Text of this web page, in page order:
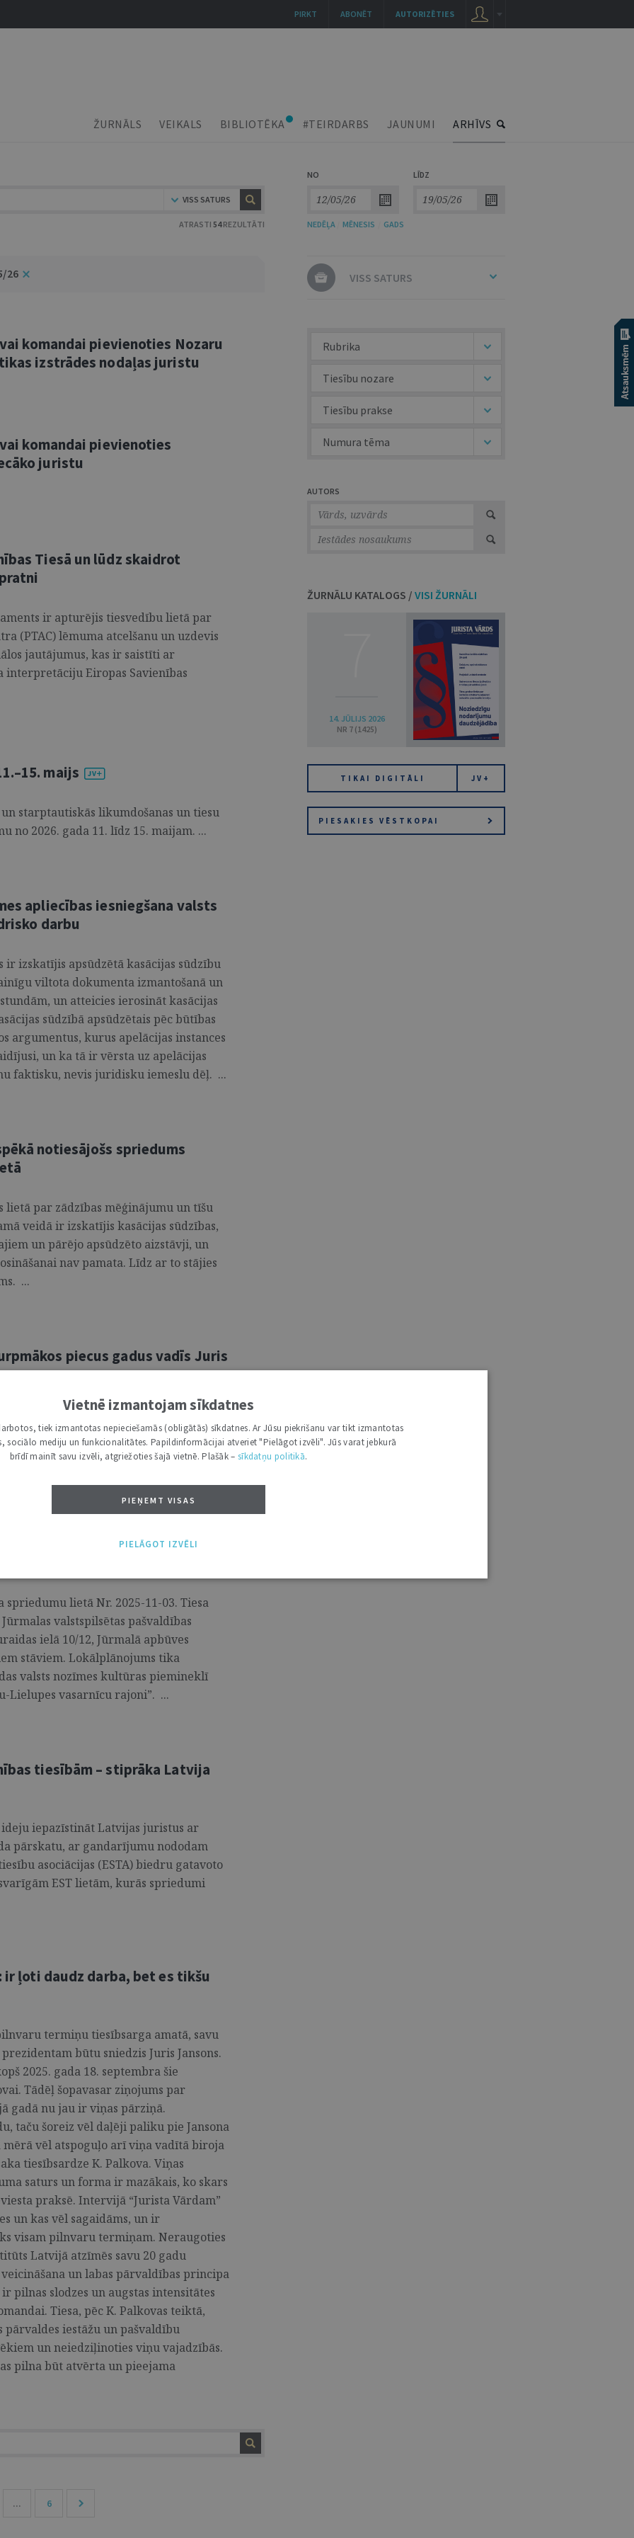
ŽURNĀLS VEIKALS BIBLIOTĒKA #TEIRDARBS JAUNUMI ARHĪVS
VISS SATURS
ATRASTI 54REZULTĀTI
NO LĪDZ
NEDĒĻA MĒNESIS GADS
26
komandai pievienoties Nozaru
izstrādes nodaļas juristu
komandai pievienoties
juristu
Tiesā un lūdz skaidrot
ir apturējis tiesvedību lietā par
(PTAC) lēmuma atcelšanu un uzdevis
jautājumus, kas ir saistīti ar
interpretāciju Eiropas Savienības
maijs
starptautiskās likumdošanas un tiesu
no 2026. gada 11. līdz 15. maijam. ...
apliecības iesniegšana valsts
darbu
izskatījis apsūdzētā kasācijas sūdzību
viltota dokumenta izmantošanā un
un atteicies ierosināt kasācijas
sūdzībā apsūdzētais pēc būtības
argumentus, kurus apelācijas instances
un ka tā ir vērsta uz apelācijas
faktisku, nevis juridisku iemeslu dēļ. ...
notiesājošs spriedums
par zādzības mēģinājumu un tīšu
veidā ir izskatījis kasācijas sūdzības,
un pārējo apsūdzēto aizstāvji, un
nav pamata. Līdz ar to stājies
...
piecus gadus vadīs Juris
lēmumu iecelt tiesnesi Juri Siliņu
amatā uz pieciem gadiem, sākot ar
Siliņš tiesu vadīs jau otro pilnvaru
lokālplānojuma normas, kas
apbūves augstumu
spriedumu lietā Nr. 2025-11-03. Tiesa
valstspilsētas pašvaldības
ielā 10/12, Jūrmalā apbūves
stāviem. Lokālplānojums tika
valsts nozīmes kultūras piemineklī
Lielupes vasarnīcu rajoni”. ...
tiesībām – stiprāka Latvija
iepazīstināt Latvijas juristus ar
pārskatu, ar gandarījumu nododam
asociācijas (ESTA) biedru gatavoto
EST lietām, kurās spriedumi
ir ļoti daudz darba, bet es tikšu
termiņu tiesībsarga amatā, savu
būtu sniedzis Juris Jansons.
2025. gada 18. septembra šie
Tādēļ šopavasar ziņojums par
gadā nu jau ir viņas pārziņā.
taču šoreiz vēl daļēji paliku pie Jansona
vēl atspoguļo arī viņa vadītā biroja
tiesībsardze K. Palkova. Viņas
saturs un forma ir mazākais, ko skars
praksē. Intervijā “Jurista Vārdam”
un kas vēl sagaidāms, un ir
visam pilnvaru termiņam. Neraugoties
Latvijā atzīmēs savu 20 gadu
un labas pārvaldības principa
pilnas slodzes un augstas intensitātes
Tiesa, pēc K. Palkovas teiktā,
iestāžu un pašvaldību
un neiedziļinoties viņu vajadzībās.
pilna būt atvērta un pieejama
... 6
VISS SATURS
Rubrika
Tiesību nozare
Tiesību prakse
Numura tēma
AUTORS
ŽURNĀLU KATALOGS / VISI ŽURNĀLI
14. JŪLIJS 2026
NR 7 (1425)
TIKAI DIGITĀLI JV+
PIESAKIES VĒSTKOPAI
AUTORIZĒTIES
ABONĒT
PIRKT
Vietnē izmantojam sīkdatnes
tiek izmantotas nepieciešamās (obligātās) sīkdatnes. Ar Jūsu piekrišanu var tikt izmantotas
sociālo mediju un funkcionalitātes. Papildinformācijai atveriet "Pielāgot izvēli". Jūs varat jebkurā
brīdī mainīt savu izvēli, atgriežoties šajā vietnē. Plašāk – sīkdatņu politikā.
PIEŅEMT VISAS
PIELĀGOT IZVĒLI